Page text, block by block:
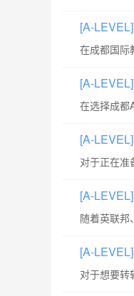
[A-LEVEL]
[A-LEVEL]
[A-LEVEL]
[A-LEVEL]
[A-LEVEL]